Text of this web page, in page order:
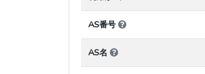
AS番号
AS名